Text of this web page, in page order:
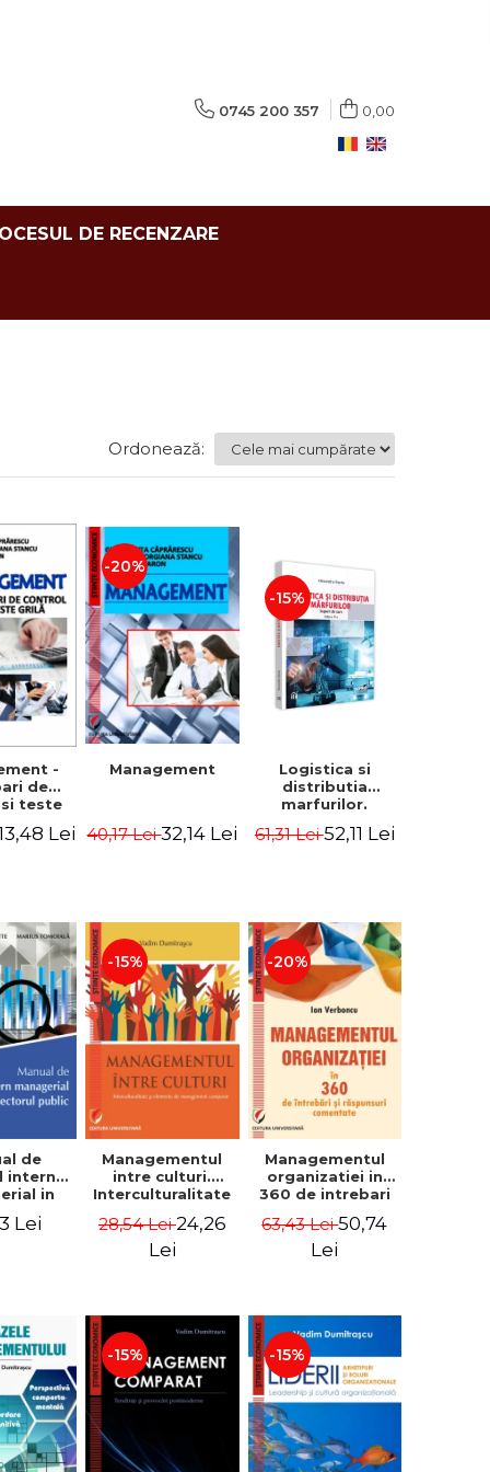
0745 200 357 0,00
DE RECENZARE
Ordonează:
-
de
teste
Lei
-20%
Management
40,17 Lei32,14 Lei
-15%
Logistica si
distributia
marfurilor.
Editia a VI-a -
61,31 Lei52,11 Lei
de
intern
in
public -
Lei
-15%
Managementul
intre culturi.
Interculturalitate
management
comparat -
28,54 Lei24,26
Lei
-20%
Managementul
organizatiei in
360 de intrebari
comentate - Ion
Verboncu
63,43 Lei50,74
Lei
-15% -15%